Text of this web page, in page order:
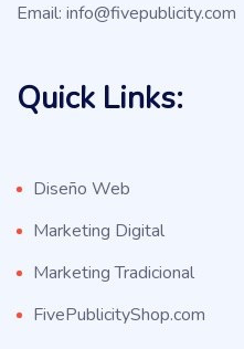
Email: info@fivepublicity.com
Quick Links:
Diseño Web
Marketing Digital
Marketing Tradicional
FivePublicityShop.com